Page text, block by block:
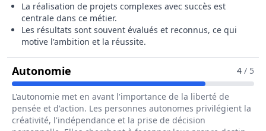
La réalisation de projets complexes avec succès est
centrale dans ce métier.
Les résultats sont souvent évalués et reconnus, ce qui
motive l'ambition et la réussite.
Autonomie Pour Le Métier De Ingénieur / 4 / 5
L'autonomie met en avant l'importance de la liberté de
pensée et d'action. Les personnes autonomes privilégient la
créativité, l'indépendance et la prise de décision